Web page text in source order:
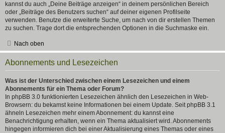
kannst du auch „Deine Beiträge anzeigen“ in deinem persönlichen Bereich
oder „Beiträge des Benutzers suchen“ auf deiner eigenen Profilseite
verwenden. Benutze die erweiterte Suche, um nach von dir erstellen Themen
zu suchen. Trage dort die entsprechenden Optionen in die Suchmaske ein.
Nach oben
Abonnements und Lesezeichen
Was ist der Unterschied zwischen einem Lesezeichen und einem
Abonnements für ein Thema oder Forum?
In phpBB 3.0 funktionierten Lesezeichen ähnlich den Lesezeichen in Web-
Browsern: du bekamst keine Informationen bei einem Update. Seit phpBB 3.1
ähneln Lesezeichen mehr einem Abonnement: du kannst eine
Benachrichtigung erhalten, wenn ein Thema aktualisiert wird. Abonnements
hingegen informieren dich bei einer Aktualisierung eines Themas oder eines